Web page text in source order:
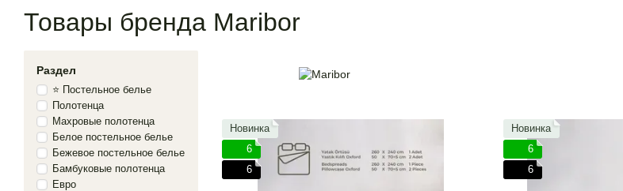
Товары бренда Maribor
Новинка
6
6
Новинка
6
6
Раздел
⭐ Постельное белье
Полотенца
Махровые полотенца
Белое постельное белье
Бежевое постельное белье
Бамбуковые полотенца
Евро